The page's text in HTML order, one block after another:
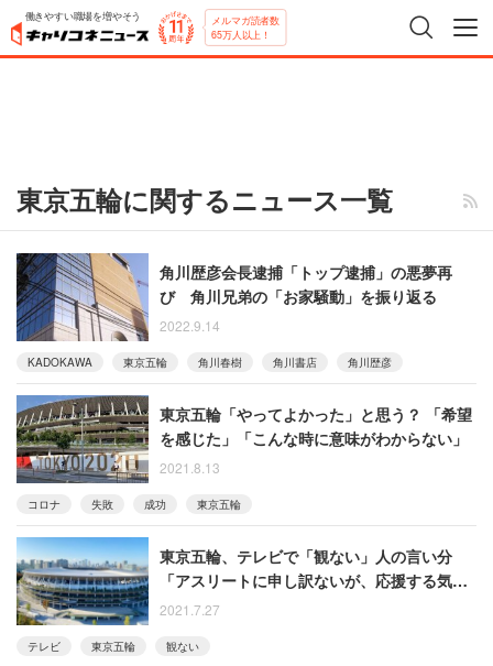
働きやすい職場を増やそう メルマガ読者数
65万人以上！
東京五輪に関するニュース一覧
角川歴彦会長逮捕「トップ逮捕」の悪夢再
び 角川兄弟の「お家騒動」を振り返る
2022.9.14
KADOKAWA 東京五輪 角川春樹 角川書店 角川歴彦
東京五輪「やってよかった」と思う？ 「希望
を感じた」「こんな時に意味がわからない」
2021.8.13
コロナ 失敗 成功 東京五輪
東京五輪、テレビで「観ない」人の言い分
「アスリートに申し訳ないが、応援する気分
ではない」
2021.7.27
テレビ 東京五輪 観ない